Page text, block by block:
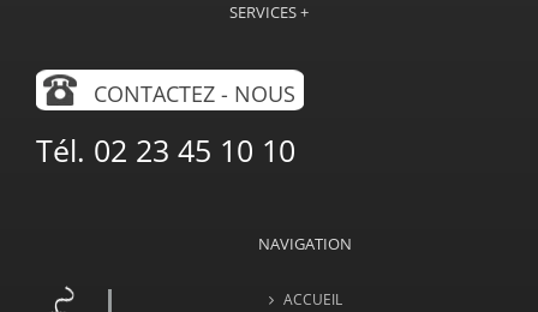
SERVICES +
CONTACTEZ - NOUS
Tél. 02 23 45 10 10
NAVIGATION
ACCUEIL